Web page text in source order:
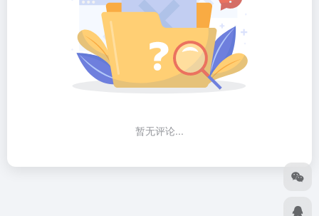
暂无评论...